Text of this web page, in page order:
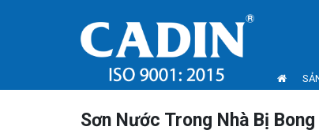
Sơn Nước Trong Nhà Bị